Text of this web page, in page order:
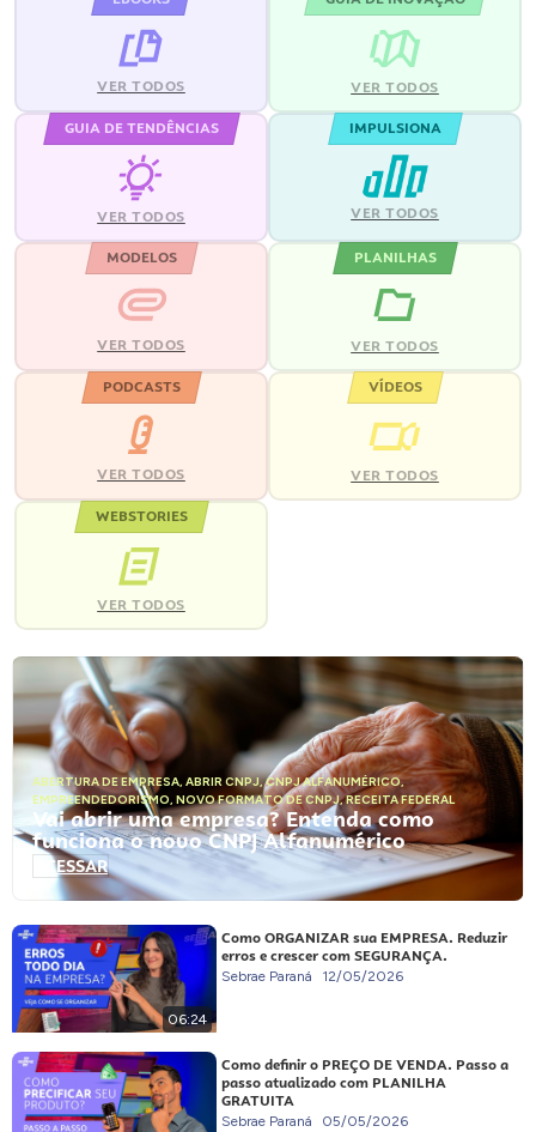
VER TODOS VER TODOS
GUIA DE TENDÊNCIAS
VER TODOS
IMPULSIONA
VER TODOS
MODELOS
VER TODOS
PLANILHAS
VER TODOS
PODCASTS
VER TODOS
VÍDEOS
VER TODOS
WEBSTORIES
VER TODOS
ABERTURA DE EMPRESA, ABRIR CNPJ,CNPJ ALFANUMÉRICO,
EMPREENDEDORISMO, NOVO FORMATO DE CNPJ,RECEITA FEDERAL
Vai abrir uma empresa? Entenda como
funciona o novo CNPJ Alfanumérico
ACESSAR
06:24
Como ORGANIZAR sua EMPRESA. Reduzir
erros e crescer com SEGURANÇA.
Sebrae Paraná 12/05/2026
Como definir o PREÇO DE VENDA. Passo a
passo atualizado com PLANILHA
GRATUITA
Sebrae Paraná 05/05/2026